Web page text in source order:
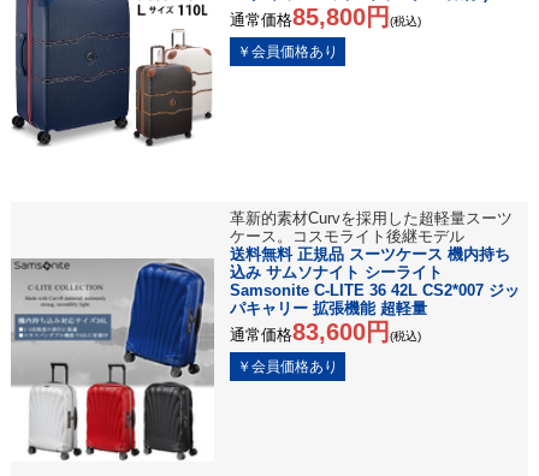
通常価格85,800円 (税込)
革新的素材Curvを採用した超軽量スーツ
ケース。コスモライト後継モデル
送料無料 正規品 スーツケース 機内持ち
込み サムソナイト シーライト
Samsonite C-LITE 36 42L CS2*007 ジッ
パキャリー 拡張機能 超軽量
通常価格83,600円 (税込)